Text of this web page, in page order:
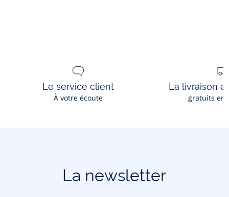
Le service client
À votre écoute
La livraison
gratuits en
La newsletter